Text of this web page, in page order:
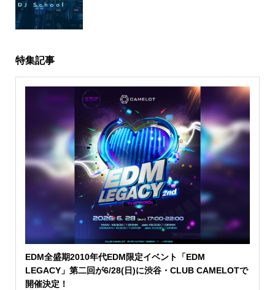
特集記事
EDM全盛期2010年代EDM限定イベント「EDM
LEGACY」第二回が6/28(日)に渋谷・CLUB CAMELOTで
開催決定！